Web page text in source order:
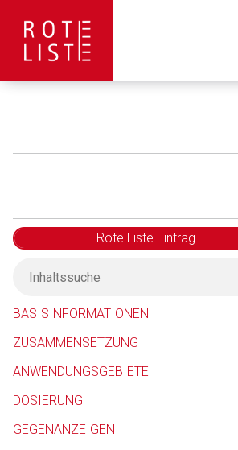
Rote Liste Eintrag
BASISINFORMATIONEN
ZUSAMMENSETZUNG
ANWENDUNGSGEBIETE
DOSIERUNG
GEGENANZEIGEN